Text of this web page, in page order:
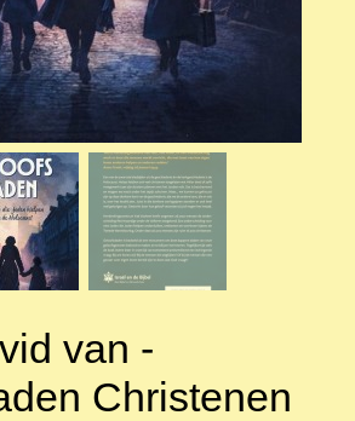
van -
Christenen